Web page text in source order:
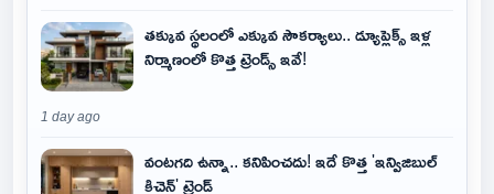
తక్కువ స్థలంలో ఎక్కువ సౌకర్యాలు.. డ్యూప్లెక్స్ ఇళ్ల
నిర్మాణంలో కొత్త ట్రెండ్స్ ఇవే!
1 day ago
వంటగది ఉన్నా.. కనిపించదు! ఇదే కొత్త 'ఇన్విజిబుల్
కిచెన్' ట్రెండ్